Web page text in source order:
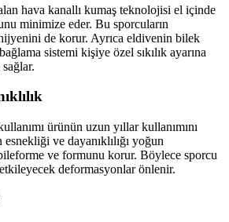
hava kanallı kumaş teknolojisi el içinde
minimize eder. Bu sporcuların
de korur. Ayrıca eldivenin bilek
sistemi kişiye özel sıkılık ayarına
ürünün uzun yıllar kullanımını
ve dayanıklılığı yoğun
ve formunu korur. Böylece sporcu
deformasyonlar önlenir.